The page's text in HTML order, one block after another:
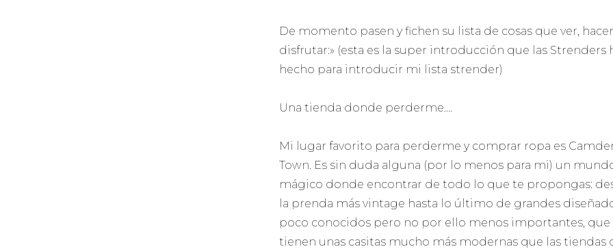
De momento pasen y fichen su lista de cosas que ver,
disfrutar:» (esta es la super introducción que las Strenders
hecho para introducir mi lista strender)
Una tienda donde perderme….
Mi lugar favorito para perderme y comprar ropa es
Town. Es sin duda alguna (por lo menos para mi) un
mágico donde encontrar de todo lo que te propongas:
la prenda más vintage hasta lo último de grandes
poco conocidos pero no por ello menos importantes, que
tienen unas casitas mucho más modernas que las tiendas